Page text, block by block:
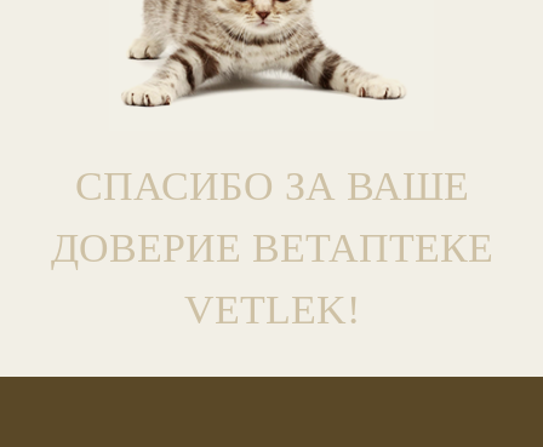
СПАСИБО ЗА ВАШЕ
ДОВЕРИЕ ВЕТАПТЕКЕ
VETLEK!